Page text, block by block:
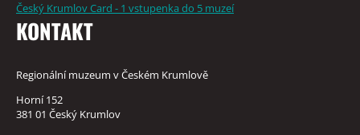
Český Krumlov Card - 1 vstupenka do 5 muzeí
KONTAKT
Regionální muzeum v Českém Krumlově
Horní 152
381 01 Český Krumlov